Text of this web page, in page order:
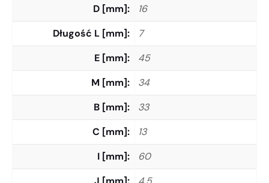
D [mm]
16
Długość L [mm]
7
E [mm]
45
M [mm]
34
B [mm]
33
C [mm]
13
I [mm]
60